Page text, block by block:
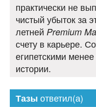
практически не
чистый убыток за
летней Premium
счету в карьере.
египетскими
истории.
Тазы ответил(а)